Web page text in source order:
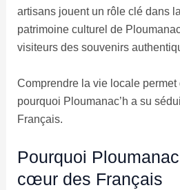
artisans jouent un rôle clé dans
patrimoine culturel de
visiteurs des souvenirs
Comprendre la vie locale
pourquoi Ploumanac’h a su
Français.
Pourquoi
cœur des Français